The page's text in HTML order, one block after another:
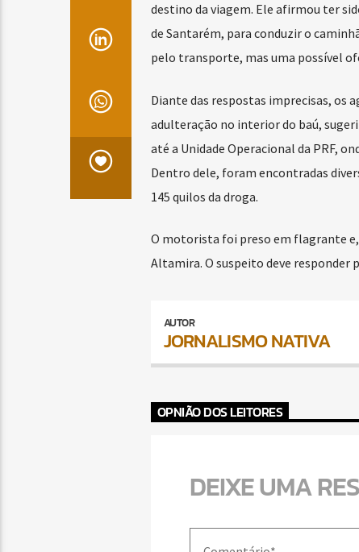
destino da viagem. Ele afirmou ter
de Santarém, para conduzir o
pelo transporte, mas uma possível
Diante das respostas imprecisas, os
adulteração no interior do baú,
até a Unidade Operacional da PRF,
Dentro dele, foram encontradas
145 quilos da droga.
O motorista foi preso em flagrante e,
Altamira. O suspeito deve responder
AUTOR
JORNALISMO NATIVA
OPNIÃO DOS LEITORES
DEIXE UMA